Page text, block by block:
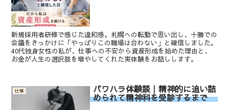
新規採用者研修で感じた違和感。札幌への転勤で思い出し、十勝での
会議をきっかけに「やっぱりこの職場は合わない」と確信しました。
40代独身女性の私が、仕事への不安から資産形成を始めた理由と、
お金が人生の選択肢を増やしてくれた実体験をお話しします。
仕事 パワハラ体験談｜精神的に追い詰
められて精神科を受診するまで